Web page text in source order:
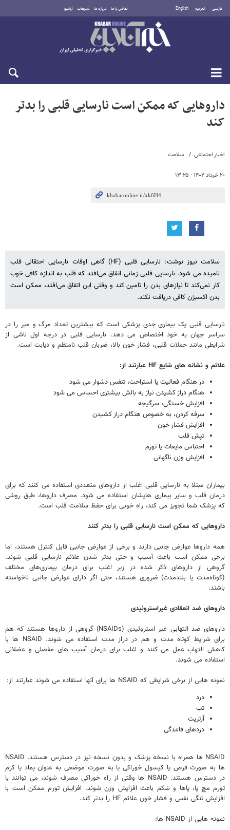
فارسی العربية English تماس با ما درباره ما تبلیغات آرشیو
شنبه ۱۷ مرداد ۱۴۰۵
اخبار اجتماعی سلامت
۲۰ خرداد ۱۴۰۲ - ۱۳:۲۵
داروهایی که ممکن است نارسایی قلبی را بدتر
کند
سلامت نیوز نوشت: نارسایی قلبی (HF) گاهی اوقات نارسایی احتقانی قلب
نامیده می شود. نارسایی قلبی زمانی اتفاق می‌افتد که قلب به اندازه کافی خوب
کار نمی‌کند تا نیازهای بدن را تامین کند و وقتی این اتفاق می‌افتد، ممکن است
بدن اکسیژن کافی دریافت نکند.
نارسایی قلبی یک بیماری جدی پزشکی است که بیشترین تعداد مرگ و میر را در
سراسر جهان به خود اختصاص می دهد. نارسایی قلبی در درجه اول ناشی از
شرایطی مانند حملات قلبی، فشار خون بالا، ضربان قلب نامنظم و دیابت است.
علائم و نشانه های شایع HF عبارتند از:
در هنگام فعالیت یا استراحت، تنفس دشوار می شود
هنگام دراز کشیدن نیاز به بالش بیشتری احساس می شود
افزایش خستگی، سرگیجه
سرفه کردن، به خصوص هنگام دراز کشیدن
افزایش فشار خون
تپش قلب
احتباس مایعات یا تورم
افزایش وزن ناگهانی
بیماران مبتلا به نارسایی قلبی اغلب از داروهای متعددی استفاده می کنند که برای
درمان قلب و سایر بیماری هایشان استفاده می شود. مصرف داروها، طبق روشی
که پزشک شما تجویز می کند، راه خوبی برای حفظ سلامت قلب است.
داروهایی که ممکن است نارسایی قلبی را بدتر کنند
همه داروها عوارض جانبی دارند و برخی از عوارض جانبی قابل کنترل هستند، اما
برخی ممکن است باعث آسیب و حتی بدتر شدن علائم نارسایی قلبی شوند.
گروهی از داروهای ذکر شده در زیر اغلب برای درمان بیماری‌های مختلف
(کوتاه‌مدت یا بلندمدت) ضروری هستند، حتی اگر دارای عوارض جانبی ناخواسته
باشند.
داروهای ضد انعقادی غیراستروئیدی
داروهای ضد التهابی غیر استروئیدی (NSAIDs) گروهی از داروها هستند که هم
برای شرایط کوتاه مدت و هم در دراز مدت استفاده می شوند. NSAID ها با
کاهش التهاب عمل می کنند و اغلب برای درمان آسیب های مفصلی و عضلانی
استفاده می شوند.
نمونه هایی از برخی شرایطی که NSAID ها برای آنها استفاده می شوند عبارتند از:
درد
تب
آرتریت
دردهای قاعدگی
NSAID ها همراه با نسخه پزشک و بدون نسخه نیز در دسترس هستند. NSAID
ها به صورت قرص یا کپسول خوراکی یا به صورت موضعی به عنوان پماد یا کرم
در دسترس هستند. NSAID ها وقتی از راه خوراکی مصرف شوند، می توانند با
تورم مچ پا، پاها و شکم باعث افزایش وزن شوند. افزایش تورم ممکن است با
افزایش تنگی نفس و فشار خون علائم HF را بدتر کند.
نمونه هایی از NSAID ها: